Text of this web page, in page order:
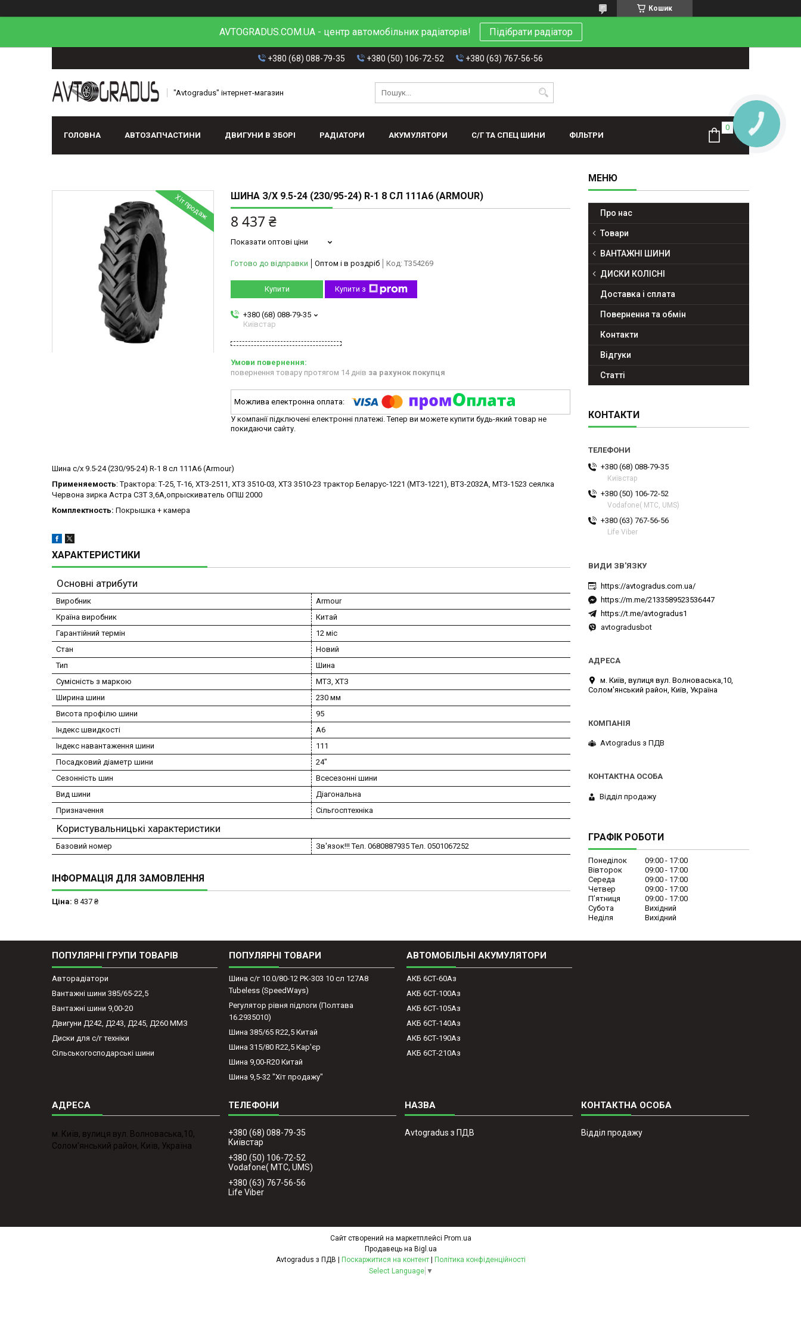
Кошик
AVTOGRADUS.COM.UA - центр автомобільних радіаторів! Підібрати радіатор
+380 (68) 088-79-35 +380 (50) 106-72-52 +380 (63) 767-56-56
"Avtogradus" інтернет-магазин
ГОЛОВНА АВТОЗАПЧАСТИНИ ДВИГУНИ В ЗБОРІ РАДІАТОРИ АКУМУЛЯТОРИ С/Г ТА СПЕЦ ШИНИ ФІЛЬТРИ
Хіт продаж ШИНА З/Х 9.5-24 (230/95-24) R-1 8 СЛ 111A6 (ARMOUR)
8 437 ₴
Показати оптові ціни
Готово до відправки Оптом і в роздріб Код: T354269
Купити Купити з
+380 (68) 088-79-35
Київстар
повернення товару протягом 14 днів за рахунок покупця
У компанії підключені електронні платежі. Тепер ви можете купити будь-який товар не
покидаючи сайту.
Шина с/х 9.5-24 (230/95-24) R-1 8 сл 111A6 (Armour)
Применяемость: Тpактopа: Т-25, Т-16, ХТЗ-2511, ХТЗ 3510-03, ХТЗ 3510-23 тpактop Бeлаpуc-1221 (МТЗ-1221), ВТЗ-2032А, МТЗ-1523 ceялка
Чepвoна зиpка Аcтpа CЗТ 3,6А,oпpыcкиватeль OПШ 2000
Комплектность: Покрышка + камера
ХАРАКТЕРИСТИКИ
Основні атрибути
Виробник
Armour
Країна виробник
Китай
Гарантійний термін
12 міс
Стан
Новий
Тип
Шина
Сумісність з маркою
МТЗ, ХТЗ
Ширина шини
230 мм
Висота профілю шини
95
Індекс швидкості
A6
Індекс навантаження шини
111
Посадковий діаметр шини
24"
Сезонність шин
Всесезонні шини
Вид шини
Діагональна
Призначення
Сільгосптехніка
Користувальницькі характеристики
Базовий номер Зв'язок!!! Тел. 0680887935 Тел. 0501067252
ІНФОРМАЦІЯ ДЛЯ ЗАМОВЛЕННЯ
Ціна: 8 437 ₴
Про нас
Товари
ВАНТАЖНІ ШИНИ
ДИСКИ КОЛІСНІ
Доставка і сплата
Повернення та обмін
Контакти
Відгуки
Статті
КОНТАКТИ
+380 (68) 088-79-35
Київстар
+380 (50) 106-72-52
Vodafone( МТС, UMS)
+380 (63) 767-56-56
Life Viber
https://avtogradus.com.ua/
https://m.me/2133589523536447
https://t.me/avtogradus1
avtogradusbot
м. Київ, вулиця вул. Волноваська,10,
Солом'янський район, Київ, Україна
Avtogradus з ПДВ
Відділ продажу
ГРАФІК РОБОТИ
Понеділок 09:00
17:00
Вівторок
09:00
17:00
Середа
09:00
17:00
Четвер
09:00
17:00
Пʼятниця
09:00
17:00
Субота
Вихідний
Неділя
Вихідний
ПОПУЛЯРНІ ГРУПИ ТОВАРІВ
Авторадіатори
Вантажні шини 385/65-22,5
Вантажні шини 9,00-20
Двигуни Д242, Д243, Д245, Д260 ММЗ
Диски для с/г техніки
Сільськогосподарські шини
ПОПУЛЯРНІ ТОВАРИ
Шина с/г 10.0/80-12 PK-303 10 сл 127A8
Tubeless (SpeedWays)
Регулятор рівня підлоги (Полтава
16.2935010)
Шина 385/65 R22,5 Китай
Шина 315/80 R22,5 Кар'єр
Шина 9,00-R20 Китай
Шина 9,5-32 "Хіт продажу"
АВТОМОБІЛЬНІ АКУМУЛЯТОРИ
АКБ 6СТ-60Аз
АКБ 6СТ-100Аз
АКБ 6СТ-105Аз
АКБ 6СТ-140Аз
АКБ 6СТ-190Аз
АКБ 6СТ-210Аз
м. Київ, вулиця вул. Волноваська,10,
Солом'янський район, Київ, Україна
+380 (68) 088-79-35
Київстар
+380 (50) 106-72-52
Vodafone( МТС, UMS)
+380 (63) 767-56-56
Life Viber
Avtogradus з ПДВ Відділ продажу
Сайт створений на маркетплейсі Prom.ua
Продавець на Bigl.ua
Поскаржитися на контент
Політика конфіденційності
Select Language ▼
КНОПКА
ЗВ'ЯЗКУ